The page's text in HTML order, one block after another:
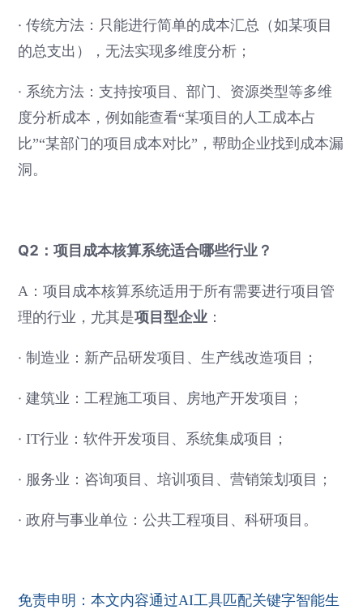
·传统方法：只能进行简单的成本汇总（如某项目
的总支出），无法实现多维度分析；
· 系统方法：支持按项目、部门、资源类型等多维
度分析成本，例如能查看“某项目的人工成本占
比”“某部门的项目成本对比”，帮助企业找到成本漏
洞。
Q2：项目成本核算系统适合哪些行业？
A：项目成本核算系统适用于所有需要进行项目管
理的行业，尤其是项目型企业 ：
·制造业：新产品研发项目、生产线改造项目；
·建筑业：工程施工项目、房地产开发项目；
·IT行业：软件开发项目、系统集成项目；
· 服务业：咨询项目、培训项目、营销策划项目；
·政府与事业单位：公共工程项目、科研项目。
免责申明：本文内容通过AI工具匹配关键字智能生